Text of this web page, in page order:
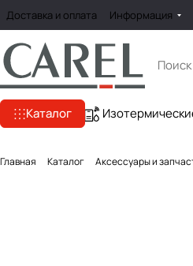
Доставка и оплата Информация
Каталог
Главная Каталог Аксессуары и